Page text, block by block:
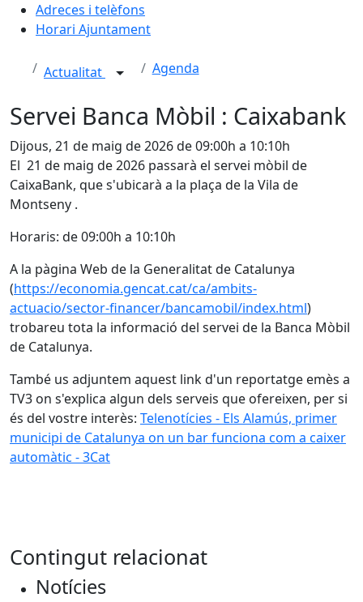
Adreces i telèfons
Horari Ajuntament
Actualitat Agenda
Servei Banca Mòbil : Caixabank
Dijous, 21 de maig de 2026 de 09:00h a 10:10h
El 21 de maig de 2026 passarà el servei mòbil de
CaixaBank, que s'ubicarà a la plaça de la Vila de
Montseny .
Horaris: de 09:00h a 10:10h
A la pàgina Web de la Generalitat de Catalunya
(https://economia.gencat.cat/ca/ambits-
actuacio/sector-financer/bancamobil/index.html)
trobareu tota la informació del servei de la Banca Mòbil
de Catalunya.
També us adjuntem aquest link d'un reportatge emès a
TV3 on s'explica algun dels serveis que ofereixen, per si
és del vostre interès: Telenotícies - Els Alamús, primer
municipi de Catalunya on un bar funciona com a caixer
automàtic - 3Cat
Contingut relacionat
Notícies